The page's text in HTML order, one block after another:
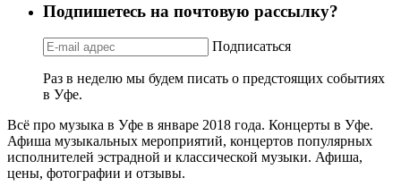
Подпишетесь на почтовую рассылку?
Подписаться
Раз в неделю мы будем писать о предстоящих событиях
в Уфе.
Всё про музыка в Уфе в январе 2018 года. Концерты в Уфе.
Афиша музыкальных мероприятий, концертов популярных
исполнителей эстрадной и классической музыки. Афиша,
цены, фотографии и отзывы.